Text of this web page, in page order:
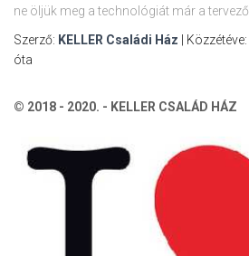
ne öljük meg a technológiát már a tervező
Szerző: KELLER Családi Ház | Közzétéve:
óta
© 2018 - 2020. - KELLER CSALÁD HÁZ